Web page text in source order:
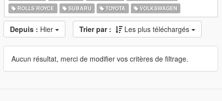
ROLLS ROYCE
SUBARU TOYOTA VOLKSWAGEN
Depuis : Hier Trier par : Les plus téléchargés
Aucun résultat, merci de modifier vos critères de filtrage.